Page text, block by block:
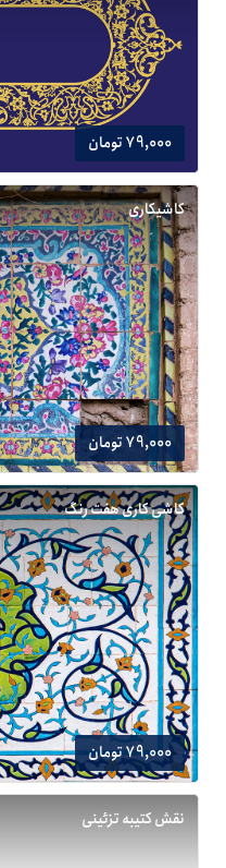
79,000 تومان
کاشیکاری
79,000 تومان
کاشی کاری هفت رنگ
79,000 تومان
نقش کتیبه تزئینی